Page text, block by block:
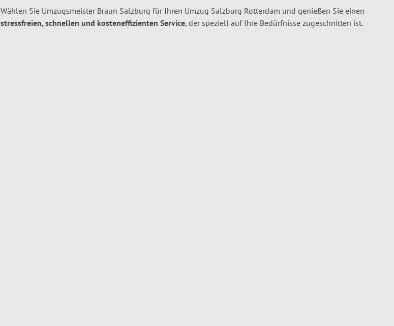
Wählen Sie Umzugsmeister Braun Salzburg für Ihren Umzug Salzburg Rotterdam und genießen Sie einen
stressfreien, schnellen und kosteneffizienten Service, der speziell auf Ihre Bedürfnisse zugeschnitten ist.